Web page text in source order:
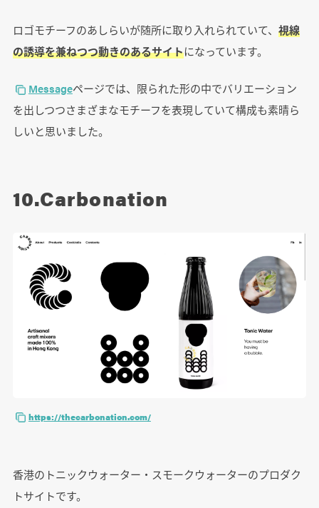
ロゴモチーフのあしらいが随所に取り入れられていて、 視線
の誘導を兼ねつつ動きのあるサイトになっています。
Messageページでは、限られた形の中でバリエーション
を出しつつさまざまなモチーフを表現していて構成も素晴ら
しいと思いました。
10.Carbonation
https://thecarbonation.com/
香港のトニックウォーター・スモークウォーターのプロダク
トサイトです。